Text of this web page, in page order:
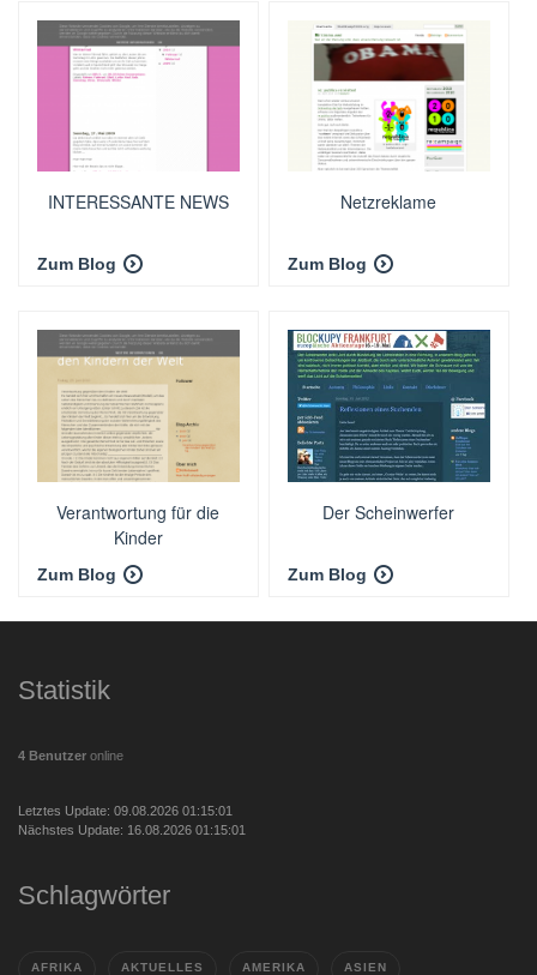
INTERESSANTE NEWS
Zum Blog
Netzreklame
Zum Blog
Verantwortung für die
Kinder
Zum Blog
Der Scheinwerfer
Zum Blog
Statistik
4 Benutzer online
Letztes Update: 09.08.2026 01:15:01
Nächstes Update: 16.08.2026 01:15:01
Schlagwörter
AFRIKA AKTUELLES AMERIKA ASIEN